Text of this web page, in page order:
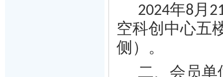
2024年8 月
空科创中心五
侧 ）。
二、 会员单